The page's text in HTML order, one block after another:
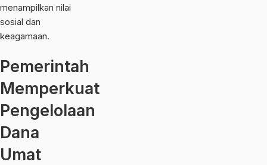
menampilkan nilai
sosial dan
keagamaan.
Pemerintah
Memperkuat
Pengelolaan
Dana
Umat